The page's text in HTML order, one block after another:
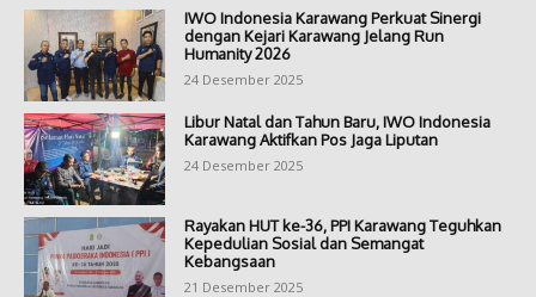
IWO Indonesia Karawang Perkuat Sinergi
dengan Kejari Karawang Jelang Run
Humanity 2026
24 Desember 2025
Libur Natal dan Tahun Baru, IWO Indonesia
Karawang Aktifkan Pos Jaga Liputan
24 Desember 2025
Rayakan HUT ke-36, PPI Karawang Teguhkan
Kepedulian Sosial dan Semangat
Kebangsaan
21 Desember 2025